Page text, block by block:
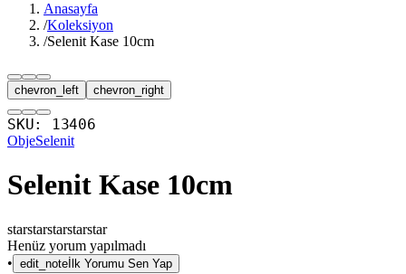
Anasayfa
/Koleksiyon
/Selenit Kase 10cm
chevron_left chevron_right
SKU: 13406
ObjeSelenit
Selenit Kase 10cm
starstarstarstarstar
Henüz yorum yapılmadı
• edit_note İlk Yorumu Sen Yap